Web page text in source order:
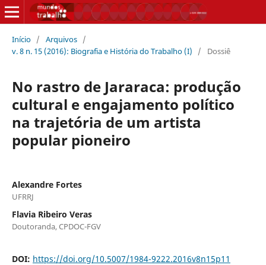
Início / Arquivos /
v. 8 n. 15 (2016): Biografia e História do Trabalho (I)
/ Dossiê
No rastro de Jararaca: produção
cultural e engajamento político
na trajetória de um artista
popular pioneiro
Alexandre Fortes
UFRRJ
Flavia Ribeiro Veras
Doutoranda, CPDOC-FGV
DOI: https://doi.org/10.5007/1984-9222.2016v8n15p11